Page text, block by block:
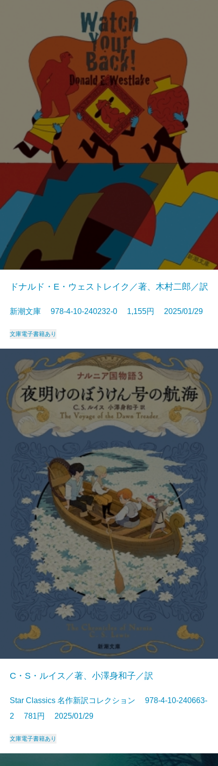
ドナルド・E・ウェストレイク／著、木村二郎／訳
新潮文庫 978-4-10-240232-0 1,155円 2025/01/29
文庫電子書籍あり
C・S・ルイス／著、小澤身和子／訳
Star Classics 名作新訳コレクション 978-4-10-240663-
2 781円 2025/01/29
文庫電子書籍あり